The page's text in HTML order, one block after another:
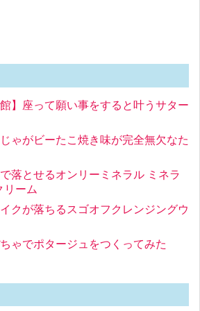
】座って願い事をすると叶うサター
ゃがビーたこ焼き味が完全無欠なた
落とせるオンリーミネラル ミネラ
リーム
クが落ちるスゴオフクレンジングウ
ゃでポタージュをつくってみた